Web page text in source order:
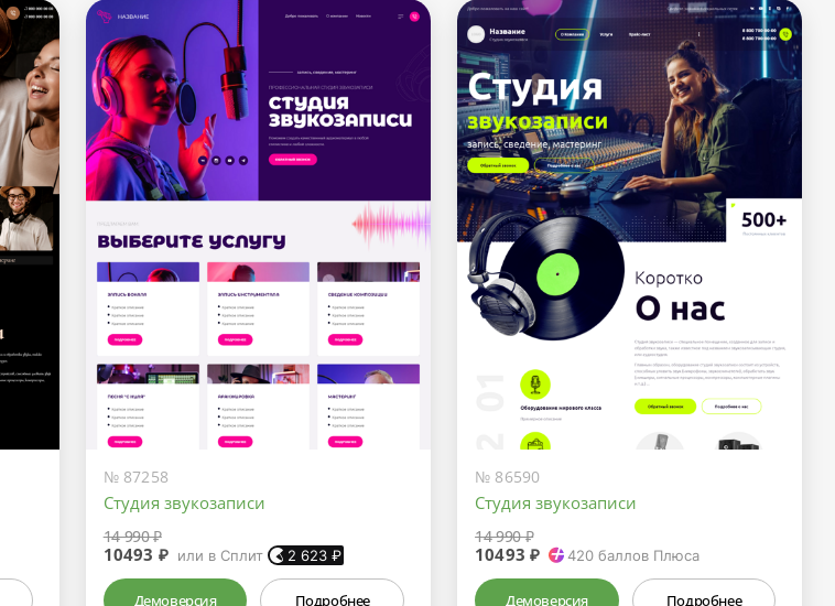
№ 87258
Студия звукозаписи
14 990 ₽
10493 ₽ или в Сплит 2 623 ₽
Демоверсия Подробнее
№ 86590
Студия звукозаписи
14 990 ₽
10493 ₽ 420 баллов Плюса
Демоверсия Подробнее